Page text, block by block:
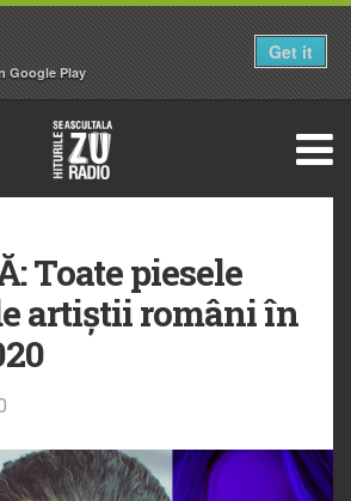
Toate piesele
artiștii români în
Google Play
Get it